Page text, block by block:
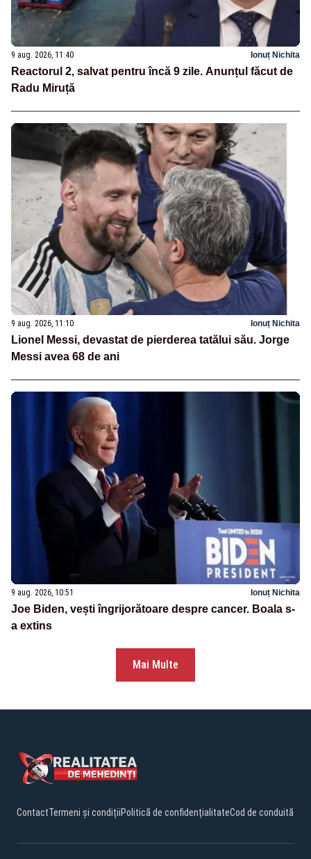
9 aug. 2026, 11:40 Ionuț Nichita
Reactorul 2, salvat pentru încă 9 zile. Anunțul făcut de
Radu Miruță
9 aug. 2026, 11:10 Ionuț Nichita
Lionel Messi, devastat de pierderea tatălui său. Jorge
Messi avea 68 de ani
9 aug. 2026, 10:51 Ionuț Nichita
Joe Biden, vești îngrijorătoare despre cancer. Boala s-
a extins
Mai Multe
ContactTermeni și condițiiPolitică de confidențialitateCod de conduită